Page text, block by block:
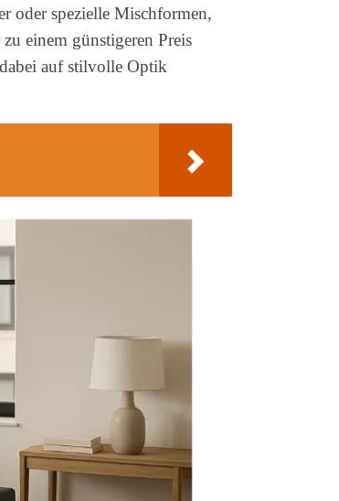
oder spezielle Mischformen,
einem günstigeren Preis
auf stilvolle Optik